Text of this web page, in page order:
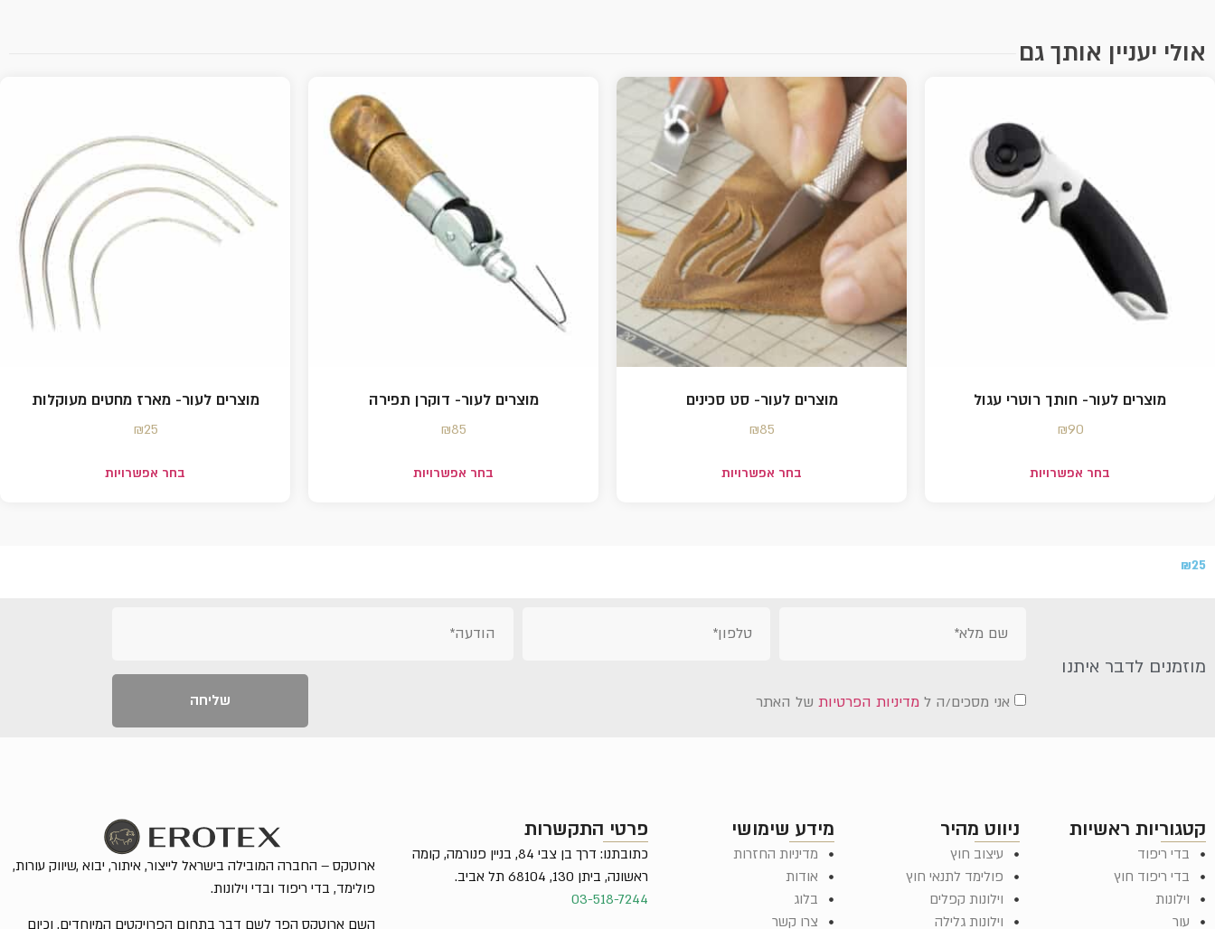
אולי יעניין אותך גם
מוצרים לעור- חותך רוטרי עגול
₪90
בחר אפשרויות
מוצרים לעור- סט סכינים
₪85
בחר אפשרויות
מוצרים לעור- דוקרן תפירה
₪85
בחר אפשרויות
מוצרים לעור- מארז מחטים מעוקלות
₪25
בחר אפשרויות
₪25
מוזמנים לדבר איתנו
אני מסכים/ה ל מדיניות הפרטיותשל האתר שליחה
קטגוריות ראשיות
בדי ריפוד
בדי ריפוד חוץ
וילונות
עור
ניווט מהיר
עיצוב חוץ
פולימד לתנאי חוץ
וילונות קפלים
וילונות גלילה
מידע שימושי
מדיניות החזרות
אודות
בלוג
צרו קשר
פרטי התקשרות
כתובתנו: דרך בן צבי 84, בניין פנורמה, קומה
ראשונה, ביתן 130, 68104 תל אביב.
03-518-7244
ארוטקס – החברה המובילה בישראל לייצור, איתור, יבוא ,שיווק עורות,
פולימד, בדי ריפוד ובדי וילונות.
השם ארוטקס הפך לשם דבר בתחום הפרויקטים המיוחדים, וכיום